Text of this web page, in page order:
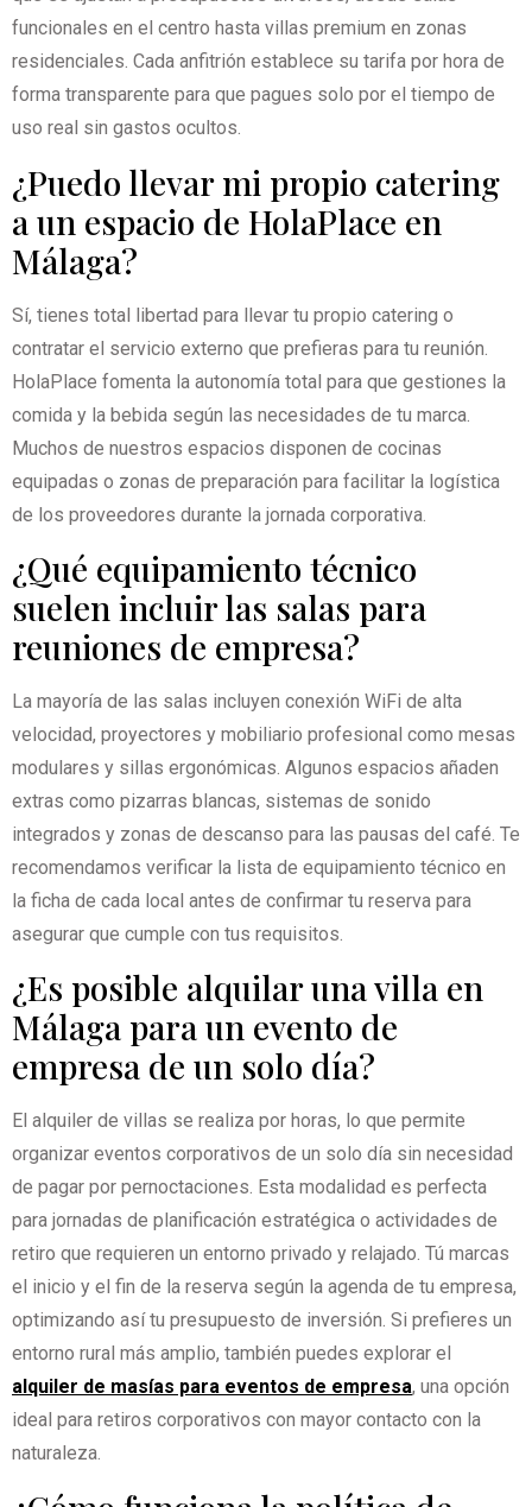
funcionales en el centro hasta villas premium en zonas
residenciales. Cada anfitrión establece su tarifa por hora de
forma transparente para que pagues solo por el tiempo de
uso real sin gastos ocultos.
¿Puedo llevar mi propio catering
a un espacio de HolaPlace en
Málaga?
Sí, tienes total libertad para llevar tu propio catering o
contratar el servicio externo que prefieras para tu reunión.
HolaPlace fomenta la autonomía total para que gestiones la
comida y la bebida según las necesidades de tu marca.
Muchos de nuestros espacios disponen de cocinas
equipadas o zonas de preparación para facilitar la logística
de los proveedores durante la jornada corporativa.
¿Qué equipamiento técnico
suelen incluir las salas para
reuniones de empresa?
La mayoría de las salas incluyen conexión WiFi de alta
velocidad, proyectores y mobiliario profesional como mesas
modulares y sillas ergonómicas. Algunos espacios añaden
extras como pizarras blancas, sistemas de sonido
integrados y zonas de descanso para las pausas del café. Te
recomendamos verificar la lista de equipamiento técnico en
la ficha de cada local antes de confirmar tu reserva para
asegurar que cumple con tus requisitos.
¿Es posible alquilar una villa en
Málaga para un evento de
empresa de un solo día?
El alquiler de villas se realiza por horas, lo que permite
organizar eventos corporativos de un solo día sin necesidad
de pagar por pernoctaciones. Esta modalidad es perfecta
para jornadas de planificación estratégica o actividades de
retiro que requieren un entorno privado y relajado. Tú marcas
el inicio y el fin de la reserva según la agenda de tu empresa,
optimizando así tu presupuesto de inversión. Si prefieres un
entorno rural más amplio, también puedes explorar el
alquiler de masías para eventos de empresa, una opción
ideal para retiros corporativos con mayor contacto con la
naturaleza.